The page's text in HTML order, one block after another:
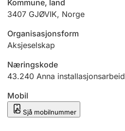
Ektepaktrettleiaren
Andre tema
Kommune, land
3407 GJØVIK, Norge
Organisasjonsform
Aksjeselskap
Næringskode
43.240 Anna installasjonsarbeid
Mobil
Sjå mobilnummer